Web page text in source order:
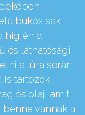
bukósisak,
higiénia
és láthatósági
a túra során!
tartozék.
és olaj, amit
vannak a